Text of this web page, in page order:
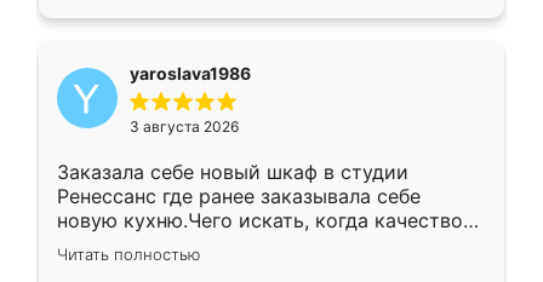
yaroslava1986
3 августа 2026
Заказала себе новый шкаф в студии
Ренессанс где ранее заказывала себе
новую кухню.Чего искать, когда качеством
вполне довольна. Служит кухня уже почти
два года, нареканий нет.
Читать полностью